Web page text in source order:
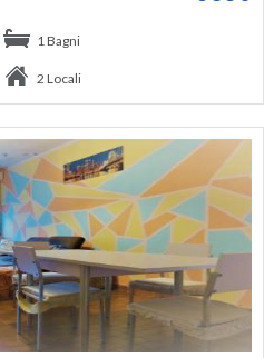
1 Bagni
2 Locali